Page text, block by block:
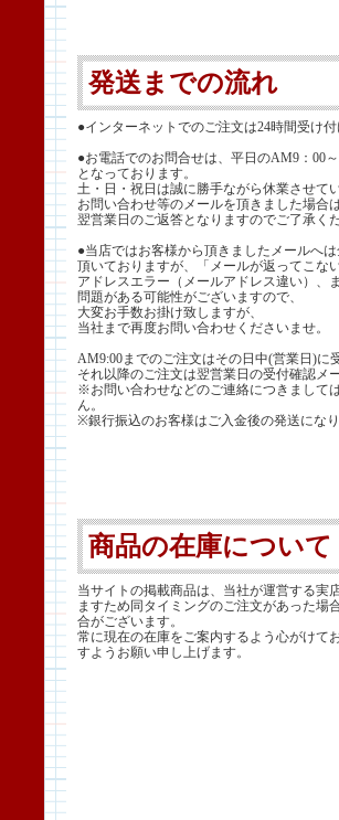
発送までの流れ
●インターネットでのご注文は24時間受け付
●お電話でのお問合せは、平日のAM9：00
となっております。
土・日・祝日は誠に勝手ながら休業させて
お問い合わせ等のメールを頂きました場合は
翌営業日のご返答となりますのでご了承くだ
●当店ではお客様から頂きましたメールへ
頂いておりますが、「メールが返ってこな
アドレスエラー（メールアドレス違い）、
問題がある可能性がございますので、
大変お手数お掛け致しますが、
当社まで再度お問い合わせくださいませ。
AM9:00までのご注文はその日中(営業日)に
それ以降のご注文は翌営業日の受付確認メ
※お問い合わせなどのご連絡につきまして
ん。
※銀行振込のお客様はご入金後の発送になり
商品の在庫について
当サイトの掲載商品は、当社が運営する実
ますため同タイミングのご注文があった場
合がございます。
常に現在の在庫をご案内するよう心がけて
すようお願い申し上げます。